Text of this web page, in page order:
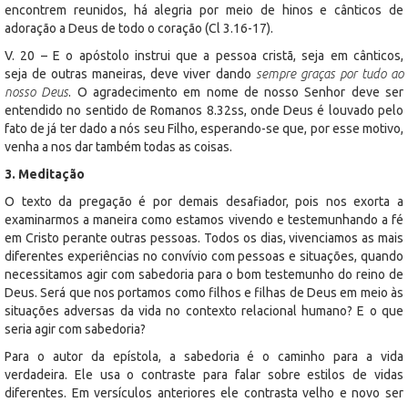
encontrem reunidos, há alegria por meio de hinos e cânticos de
adoração a Deus de todo o coração (Cl 3.16-17).
V. 20 – E o apóstolo instrui que a pessoa cristã, seja em cânticos,
seja de outras maneiras, deve viver dando sempre graças por tudo ao
nosso Deus. O agradecimento em nome de nosso Senhor deve ser
entendido no sentido de Romanos 8.32ss, onde Deus é louvado pelo
fato de já ter dado a nós seu Filho, esperando-se que, por esse motivo,
venha a nos dar também todas as coisas.
3. Meditação
O texto da pregação é por demais desafiador, pois nos exorta a
examinarmos a maneira como estamos vivendo e testemunhando a fé
em Cristo perante outras pessoas. Todos os dias, vivenciamos as mais
diferentes experiências no convívio com pessoas e situações, quando
necessitamos agir com sabedoria para o bom testemunho do reino de
Deus. Será que nos portamos como filhos e filhas de Deus em meio às
situações adversas da vida no contexto relacional humano? E o que
seria agir com sabedoria?
Para o autor da epístola, a sabedoria é o caminho para a vida
verdadeira. Ele usa o contraste para falar sobre estilos de vidas
diferentes. Em versículos anteriores ele contrasta velho e novo ser